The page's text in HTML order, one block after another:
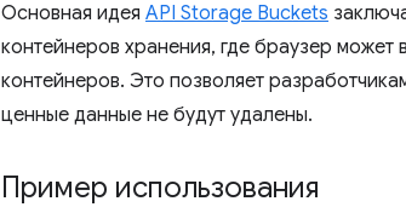
Основная идея API Storage Buckets
контейнеров хранения, где браузер
контейнеров. Это позволяет
ценные данные не будут удалены.
Пример использования